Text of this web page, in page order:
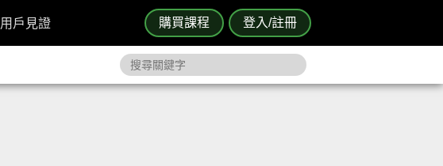
購買課程 登入/註冊
用戶見證